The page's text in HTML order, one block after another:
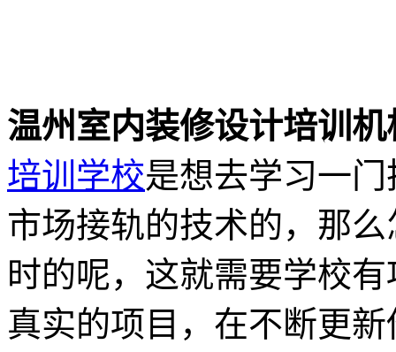
温州室内装修设计培训
培训学校是想去学习一
市场接轨的技术的，那
时的呢，这就需要学校
真实的项目，在不断更